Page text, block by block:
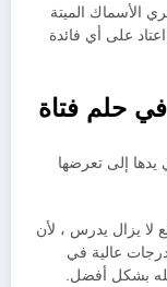
الأسماك الميتة
على أي فائدة
حلم فتاة
يدها إلى تعرضها
يزال يدرس ، لأن
عالية في
بشكل أفضل.